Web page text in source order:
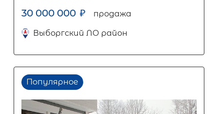
30 000 000 ₽ продажа
Выборгский ЛО район
Популярное